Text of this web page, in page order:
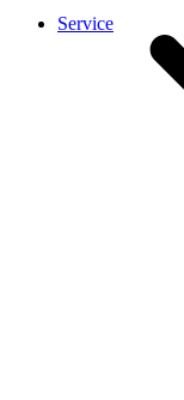
Service